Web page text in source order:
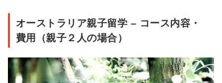
オーストラリア親子留学 – コース内容・
費用（親子２人の場合）